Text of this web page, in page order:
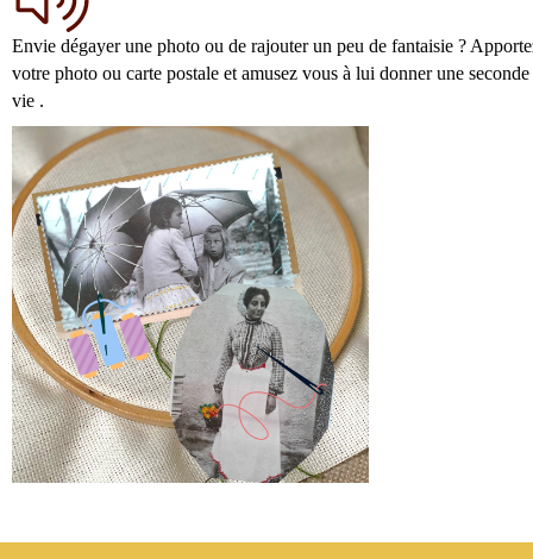
Envie dégayer une photo ou de rajouter un peu de fantaisie ?
votre photo ou carte postale et amusez vous à lui donner une seconde
vie .